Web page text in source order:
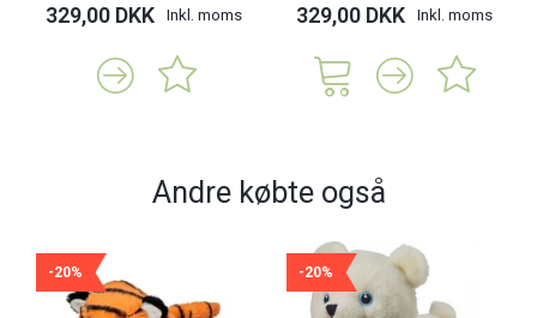
329,00 DKK Inkl. moms 329,00 DKK Inkl. moms
Andre købte også
-20% -20%